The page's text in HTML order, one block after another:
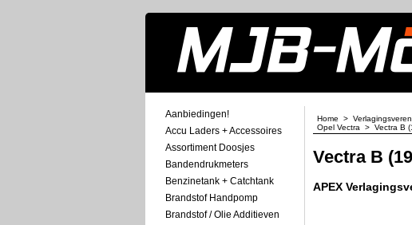
Aanbiedingen!
Accu Laders + Accessoires
Assortiment Doosjes
Bandendrukmeters
Benzinetank + Catchtank
Brandstof Handpomp
Brandstof / Olie Additieven
Home > Verlagingsveren
Opel Vectra > Vectra B
Vectra B
APEX